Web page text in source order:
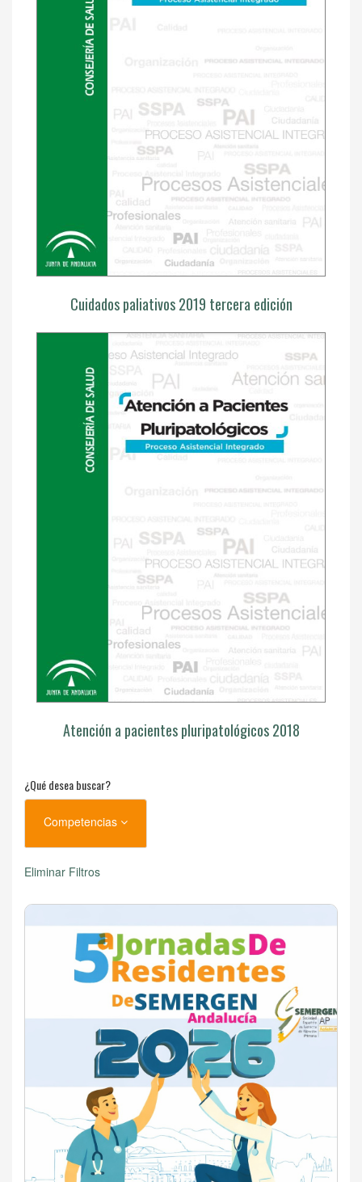
Cuidados paliativos 2019 tercera edición
Atención a pacientes pluripatológicos 2018
¿Qué desea buscar?
Competencias
Eliminar Filtros